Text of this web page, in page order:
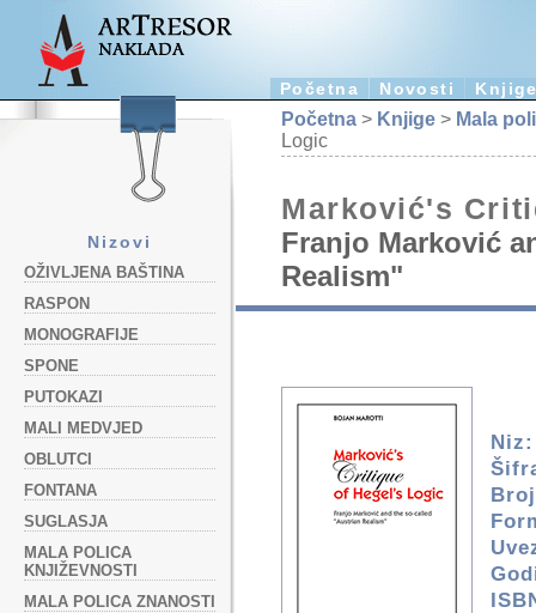
Početna Novosti
Nizovi
OŽIVLJENA BAŠTINA
RASPON
MONOGRAFIJE
SPONE
PUTOKAZI
MALI MEDVJED
OBLUTCI
FONTANA
SUGLASJA
MALA POLICA
KNJIŽEVNOSTI
MALA POLICA ZNANOSTI
Početna > Knjige > Mala
Logic
Marković's
Franjo Marković
Realism"
Niz: